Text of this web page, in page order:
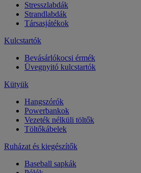
Stresszlabdák
Strandlabdák
Társasjátékok
Kulcstartók
Bevásárlókocsi érmék
Üvegnyitó kulcstartók
Kütyük
Hangszórók
Powerbankok
Vezeték nélküli töltők
Töltőkábelek
Ruházat és kiegészítők
Baseball sapkák